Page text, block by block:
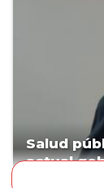
Salud
actual